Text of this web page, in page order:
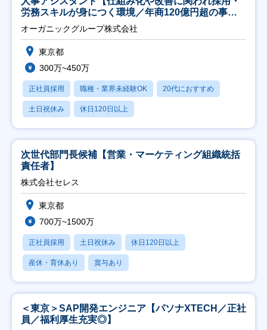
労務スキルが身につく環境／年商120億円超の事業
会社】
オーガニックグループ株式会社
東京都
300万~450万
正社員採用 職種・業界未経験OK 20代におすすめ
土日祝休み 休日120日以上
次世代部門長候補【営業・マーケティング組織統括
責任者】
株式会社セレス
東京都
700万~1500万
正社員採用 土日祝休み 休日120日以上
産休・育休あり 賞与あり
＜東京＞SAP開発エンジニア【パソナXTECH／正社
員／福利厚生充実◎】